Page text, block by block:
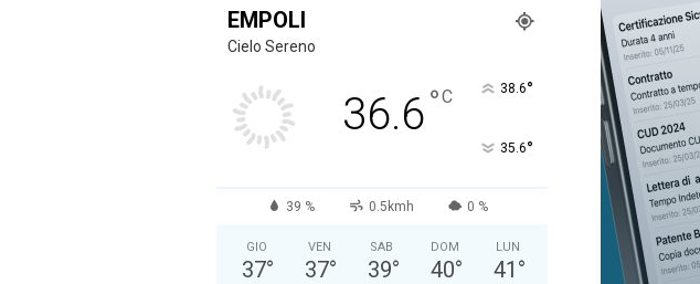
EMPOLI
Cielo Sereno
36.6°C 38.6°
35.6°
39 % 0.5kmh 0 %
GIO
37°
VEN
37°
SAB
39°
DOM
40°
LUN
41 °